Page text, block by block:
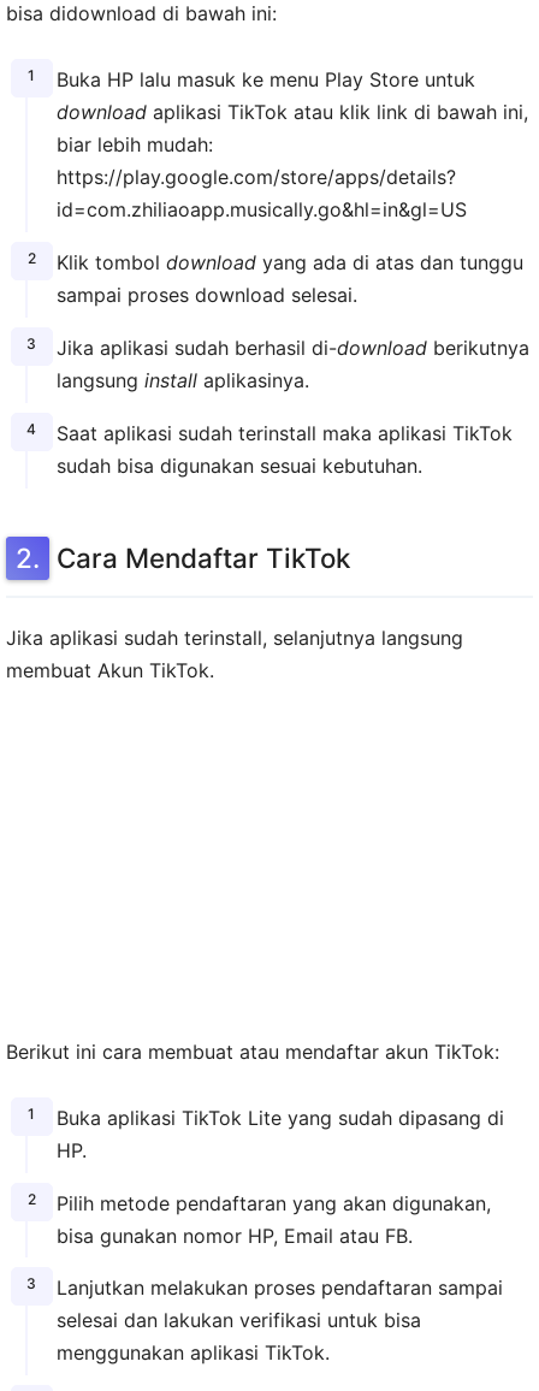
bisa didownload di bawah ini:
Buka HP lalu masuk ke menu Play Store untuk
downloadaplikasi TikTok atau klik link di bawah ini,
biar lebih mudah:
https://play.google.com/store/apps/details?
id=com.zhiliaoapp.musically.go&hl=in&gl=US
Klik tombol downloadyang ada di atas dan tunggu
sampai proses download selesai.
Jika aplikasi sudah berhasil di-downloadberikutnya
langsung installaplikasinya.
Saat aplikasi sudah terinstall maka aplikasi TikTok
sudah bisa digunakan sesuai kebutuhan.
Cara Mendaftar TikTok
Jika aplikasi sudah terinstall, selanjutnya langsung
membuat Akun TikTok.
Berikut ini cara membuat atau mendaftar akun TikTok:
Buka aplikasi TikTok Lite yang sudah dipasang di
HP.
Pilih metode pendaftaran yang akan digunakan,
bisa gunakan nomor HP, Email atau FB.
Lanjutkan melakukan proses pendaftaran sampai
selesai dan lakukan verifikasi untuk bisa
menggunakan aplikasi TikTok.